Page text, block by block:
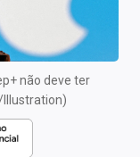
não deve ter